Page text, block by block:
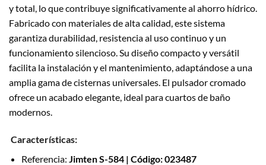
y total, lo que contribuye significativamente al ahorro hídrico.
Fabricado con materiales de alta calidad, este sistema
garantiza durabilidad, resistencia al uso continuo y un
funcionamiento silencioso. Su diseño compacto y versátil
facilita la instalación y el mantenimiento, adaptándose a una
amplia gama de cisternas universales. El pulsador cromado
ofrece un acabado elegante, ideal para cuartos de baño
modernos.
Características:
Referencia: Jimten S-584 | Código: 023487